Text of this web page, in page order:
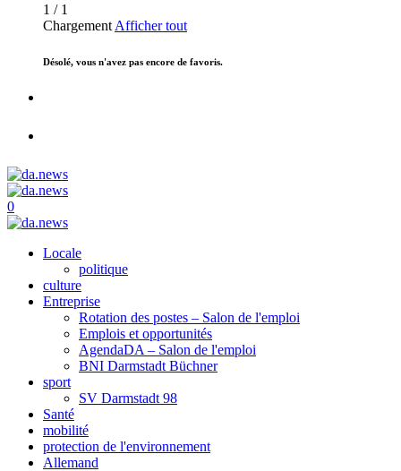
1 / 1
Chargement Afficher tout
Désolé, vous n'avez pas encore de favoris.
0
Locale
politique
culture
Entreprise
Rotation des postes – Salon de l'emploi
Emplois et opportunités
AgendaDA – Salon de l'emploi
BNI Darmstadt Büchner
sport
SV Darmstadt 98
Santé
mobilité
protection de l'environnement
Allemand